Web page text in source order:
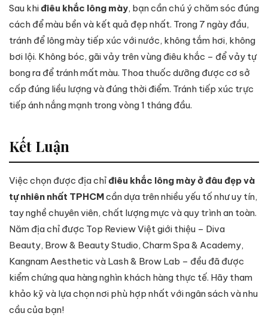
Sau khiđiêu khắc lông mày, bạn cần chú ý chăm sóc đúng
cách để màu bền và kết quả đẹp nhất. Trong 7 ngày đầu,
tránh để lông mày tiếp xúc với nước, không tắm hơi, không
bơi lội. Không bóc, gãi vảy trên vùng điêu khắc – để vảy tự
bong ra để tránh mất màu. Thoa thuốc dưỡng được cơ sở
cấp đúng liều lượng và đúng thời điểm. Tránh tiếp xúc trực
tiếp ánh nắng mạnh trong vòng 1 tháng đầu.
Kết Luận
Việc chọn được địa chỉđiêu khắc lông mày ở đâu đẹp và
tự nhiên nhất TPHCMcần dựa trên nhiều yếu tố như uy tín,
tay nghề chuyên viên, chất lượng mực và quy trình an toàn.
Năm địa chỉ được Top Review Việt giới thiệu – Diva
Beauty, Brow & Beauty Studio, Charm Spa & Academy,
Kangnam Aesthetic và Lash & Brow Lab – đều đã được
kiểm chứng qua hàng nghìn khách hàng thực tế. Hãy tham
khảo kỹ và lựa chọn nơi phù hợp nhất với ngân sách và nhu
cầu của bạn!